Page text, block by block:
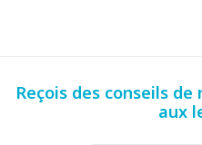
Reçois des conseils
aux